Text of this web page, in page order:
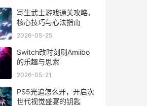
写生武士游戏通关攻略，
核心技巧与心法指南
2026-05-25
Switch改时刻刷Amiibo
的乐趣与思索
2026-05-21
PS5光追怎么开，开启次
世代视觉盛宴的钥匙